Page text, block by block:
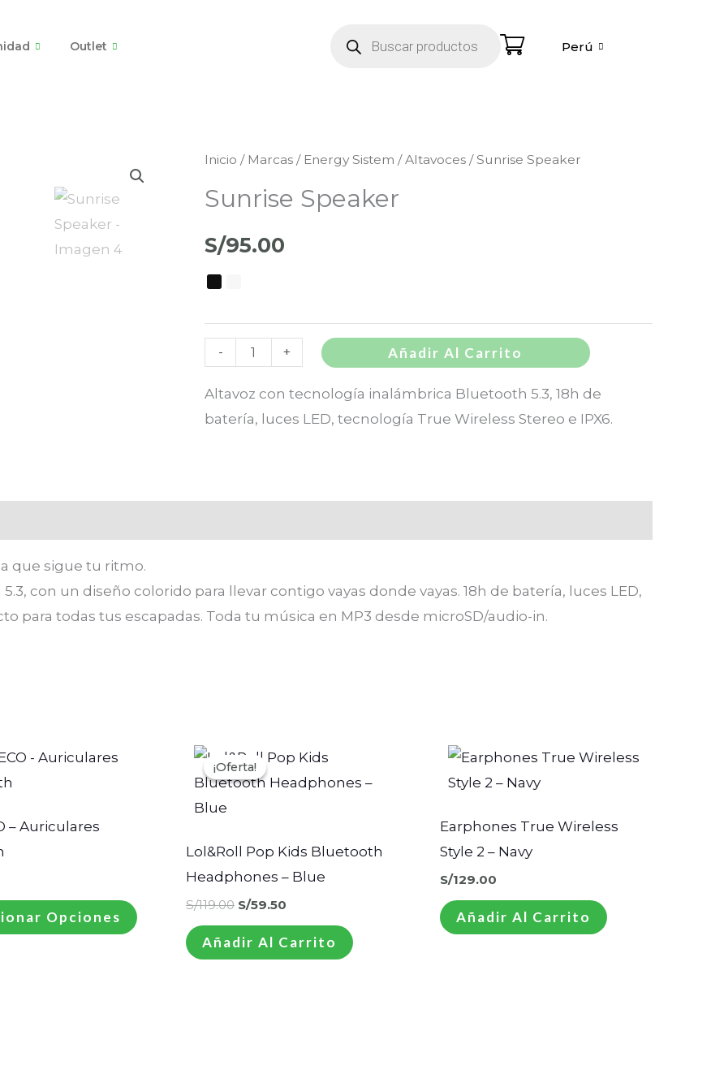
Outlet
productos
Perú
Inicio / Marcas / Energy Sistem /Altavoces / Sunrise Speaker
Sunrise Speaker
S/95.00
-
Sunrise
cantidad
+ Añadir Al Carrito
Altavoz con tecnología inalámbrica Bluetooth 5.3, 18h de
batería, luces LED, tecnología True Wireless Stereo e IPX6.
que sigue tu ritmo.
con un diseño colorido para llevar contigo vayas donde vayas. 18h de batería, luces LED,
para todas tus escapadas. Toda tu música en MP3 desde microSD/audio-in.
– Auriculares
Opciones
variantes.
opciones
se
pueden
¡Oferta!
¡Oferta!
Lol&Roll Pop Kids Bluetooth
Headphones – Blue
S/119.00
precio
original
era:
S/59.50
precio
actual
es:
Añadir Al Carrito
Earphones True Wireless
Style 2 – Navy
S/129.00
Añadir Al Carrito